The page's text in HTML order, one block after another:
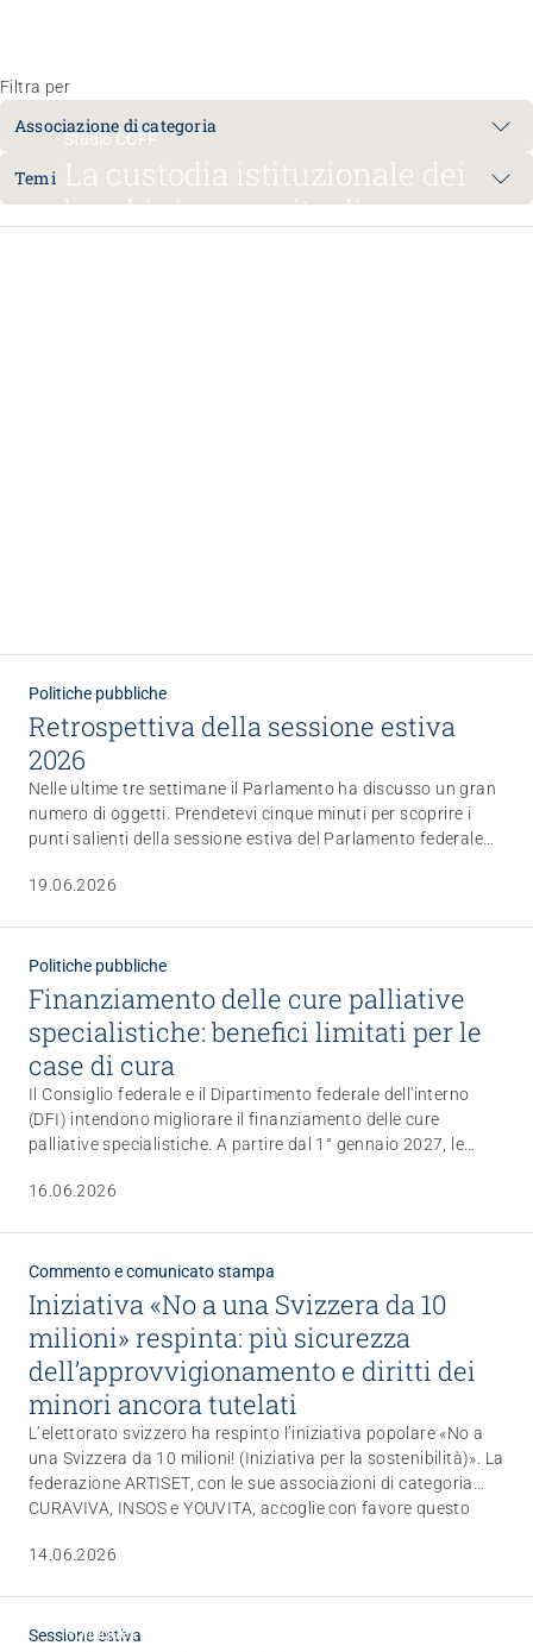
Filtra per
Associazione di categoria
Temi
Studio COFF
La custodia istituzionale dei
bambini necessita di un
Politiques publiques
Politiche pubbliche
Retrospettiva della sessione estiva
2026
Nelle ultime tre settimane il Parlamento ha discusso un gran
numero di oggetti. Prendetevi cinque minuti per scoprire i
punti salienti della sessione estiva del Parlamento federale
19.06.2026
Politiche pubbliche
Finanziamento delle cure palliative
specialistiche: benefici limitati per le
case di cura
Il Consiglio federale e il Dipartimento federale dell'interno
(DFI) intendono migliorare il finanziamento delle cure
palliative specialistiche. A partire dal 1° gennaio 2027, le
contributi più elevati dell'assicurazione obbligatoria delle
Per la maggior parte delle case di cura, tuttavia, l'accesso a
questi nuovi contributi resterà limitato, poiché i requisiti
relativi al personale e alle qualifiche professionali sono molto
elevati. Diventa quindi ancora più importante la possibilità di
ricorrere ai servizi mobili di cure palliative.
16.06.2026
Commento e comunicato stampa
Iniziativa «No a una Svizzera da 10
milioni» respinta: più sicurezza
dell’approvvigionamento e diritti dei
minori ancora tutelati
L’elettorato svizzero ha respinto l’iniziativa popolare «No a
una Svizzera da 10 milioni! (Iniziativa per la sostenibilità)». La
federazione ARTISET, con le sue associazioni di categoria
CURAVIVA, INSOS e YOUVITA, accoglie con favore questo
maggioranza.
14.06.2026
Sessione estiva